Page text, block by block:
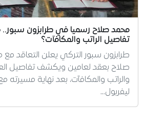
محمد صلاح رسميا في طرابزون سبور..
تفاصيل الراتب والمكافآت؟
طرابزون سبور التركي يعلن التعاقد
صلاح بعقد لعامين ويكشف تفاصيل
والراتب والمكافآت، بعد نهاية مسيرته
ليفربول…